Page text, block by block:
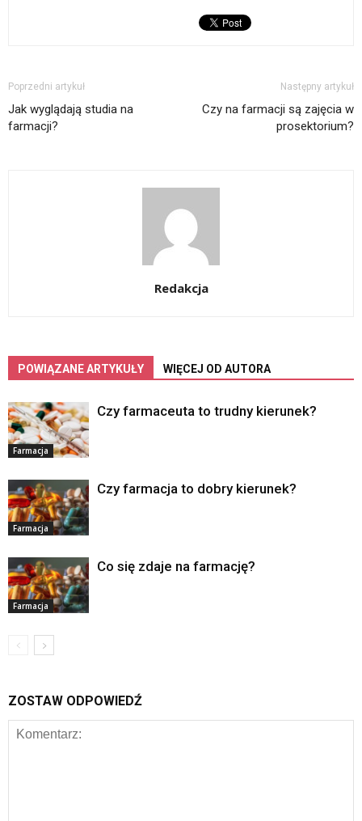
Poprzedni artykuł
Jak wyglądają studia na
farmacji?
Następny artykuł
Czy na farmacji są zajęcia w
prosektorium?
Redakcja
POWIĄZANE ARTYKUŁY WIĘCEJ OD AUTORA
Farmacja
Czy farmaceuta to trudny kierunek?
Farmacja
Czy farmacja to dobry kierunek?
Farmacja
Co się zdaje na farmację?
ZOSTAW ODPOWIEDŹ